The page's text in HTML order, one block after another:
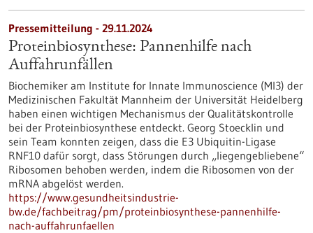
Pressemitteilung - 29.11.2024
Proteinbiosynthese: Pannenhilfe nach
Auffahrunfällen
Biochemiker am Institute for Innate Immunoscience (MI3) der
Medizinischen Fakultät Mannheim der Universität Heidelberg
haben einen wichtigen Mechanismus der Qualitätskontrolle
bei der Proteinbiosynthese entdeckt. Georg Stoecklin und
sein Team konnten zeigen, dass die E3 Ubiquitin-Ligase
RNF10 dafür sorgt, dass Störungen durch „liegengebliebene“
Ribosomen behoben werden, indem die Ribosomen von der
mRNA abgelöst werden.
https://www.gesundheitsindustrie-
bw.de/fachbeitrag/pm/proteinbiosynthese-pannenhilfe-
nach-auffahrunfaellen